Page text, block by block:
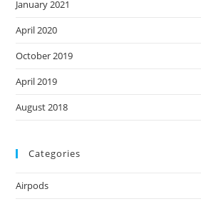
January 2021
April 2020
October 2019
April 2019
August 2018
Categories
Airpods